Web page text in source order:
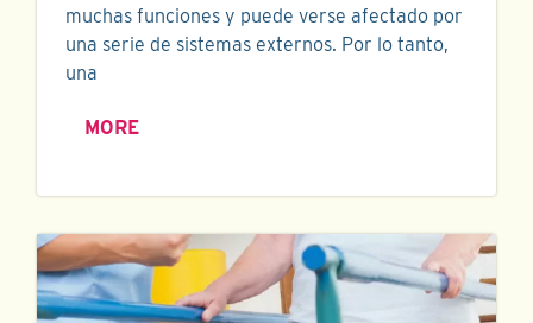
muchas funciones y puede verse afectado por
una serie de sistemas externos. Por lo tanto,
una
MORE